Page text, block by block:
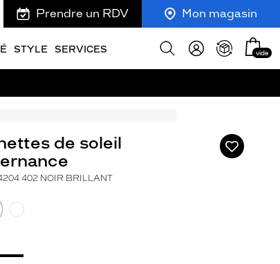
Prendre un RDV Mon magasin
STYLE SERVICES
Afficher
Mon
panier
vide
Ajouter
à
de soleil
402 NOIR BRILLANT